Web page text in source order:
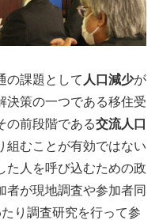
の課題として 人口減少が
決策の一つである移住受
の前段階である交流人口
組むことが有効ではない
た人を呼び込むための政
者が現地調査や参加者同
り調査研究を行って参